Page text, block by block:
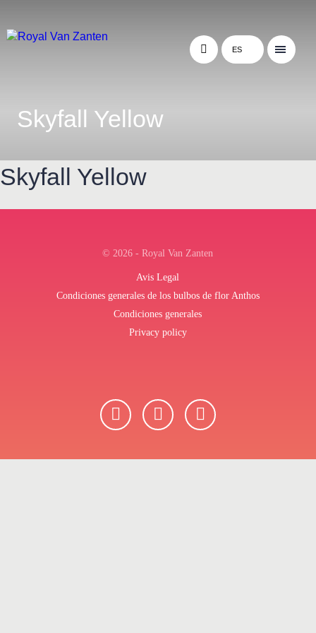
ES
Skyfall Yellow
Skyfall Yellow
© 2026 - Royal Van Zanten
Avis Legal
Condiciones generales de los bulbos de flor Anthos
Condiciones generales
Privacy policy